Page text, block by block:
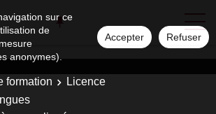
sur ce
de
anonymes).
Accepter Refuser
formation
Licence